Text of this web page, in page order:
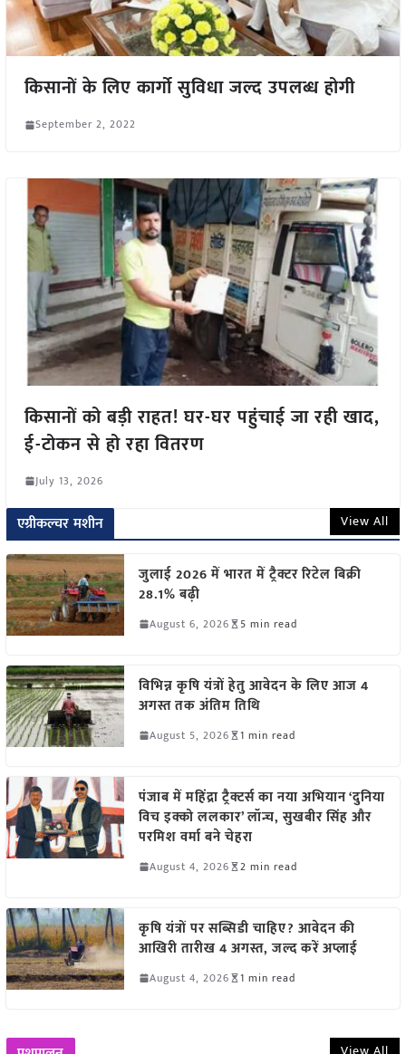
किसानों के लिए कार्गो सुविधा जल्द उपलब्ध होगी
September 2, 2022
किसानों को बड़ी राहत! घर-घर पहुंचाई जा रही खाद,
ई-टोकन से हो रहा वितरण
July 13, 2026
एग्रीकल्चर मशीन View All
जुलाई 2026 में भारत में ट्रैक्टर रिटेल बिक्री
28.1% बढ़ी
August 6, 2026 5 min read
विभिन्न कृषि यंत्रों हेतु आवेदन के लिए आज 4
अगस्त तक अंतिम तिथि
August 5, 2026 1 min read
पंजाब में महिंद्रा ट्रैक्टर्स का नया अभियान ‘दुनिया
विच इक्को ललकार’ लॉन्च, सुखबीर सिंह और
परमिश वर्मा बने चेहरा
August 4, 2026 2 min read
कृषि यंत्रों पर सब्सिडी चाहिए? आवेदन की
आखिरी तारीख 4 अगस्त, जल्द करें अप्लाई
August 4, 2026 1 min read